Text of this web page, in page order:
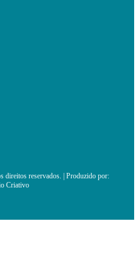
direitos reservados. | Produzido por:
Criativo